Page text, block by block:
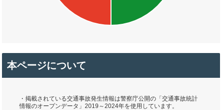
本ページについて
・掲載されている交通事故発生情報は警察庁公開の「交通事故統計
情報のオープンデータ」2019～2024年を使用しています。